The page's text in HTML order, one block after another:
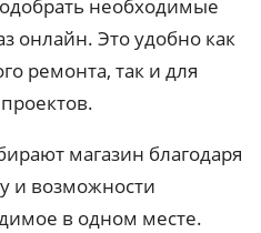
необходимые
онлайн. Это удобно как
ремонта, так и для
магазин благодаря
и возможности
в одном месте.